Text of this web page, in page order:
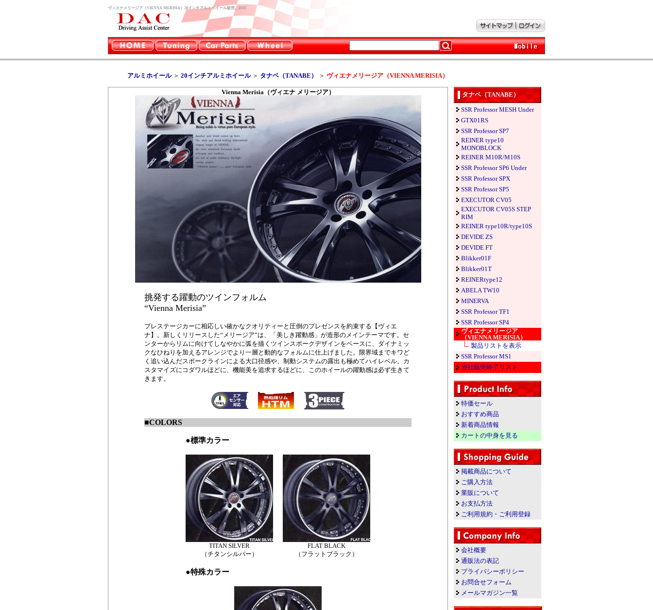
ヴィエナメリージア（VIENNA MERISIA）20インチアルミホイール販売。DAC
アルミホイール＞ 20インチアルミホイール＞ タナベ（TANABE） ＞ ヴィエナメリージア（VIENNA MERISIA）
Vienna Merisia（ヴィエナ メリージア）
挑発する躍動のツインフォルム
“Vienna Merisia”
プレステージカーに相応しい確かなクオリティーと圧倒のプレゼンスを約束する【ヴィエ
ナ】。新しくリリースした“メリージア”は、「美しき躍動感」が造形のメインテーマです。セ
ンターからリムに向けてしなやかに弧を描くツインスポークデザインをベースに、ダイナミッ
クなひねりを加えるアレンジでより一層と動的なフォルムに仕上げました。限界域までキワど
く追い込んだスポークラインによる大口径感や、制動システムの露出も極めてハイレベル。カ
スタマイズにコダワルほどに、機能美を追求するほどに、このホイールの躍動感は必ず生きて
きます。
■COLORS
●標準カラー
TITAN SILVER
（チタンシルバー）
FLAT BLACK
（フラットブラック）
●特殊カラー
タナベ（TANABE）
SSR Professor MESH Under
GTX01RS
SSR Professor SP7
REINER type10
MONOBLOCK
REINER M10R/M10S
SSR Professor SP6 Under
SSR Professor SPX
SSR Professor SP5
EXECUTOR CV05
EXECUTOR CV05S STEP
RIM
REINER type10R/type10S
DEVIDE ZS
DEVIDE FT
Blikker01F
Blikker01T
REINERtype12
ABELA TW10
MINERVA
SSR Professor TF1
SSR Professor SP4
ヴィエナメリージア
（VIENNA MERISIA）
製品リストを表示
SSR Professor MS1
当社販売終了リスト
特価セール
おすすめ商品
新着商品情報
カートの中身を見る
掲載商品について
ご購入方法
業販について
お支払方法
ご利用規約・ご利用登録
会社概要
通販法の表記
プライバシーポリシー
お問合せフォーム
メールマガジン一覧